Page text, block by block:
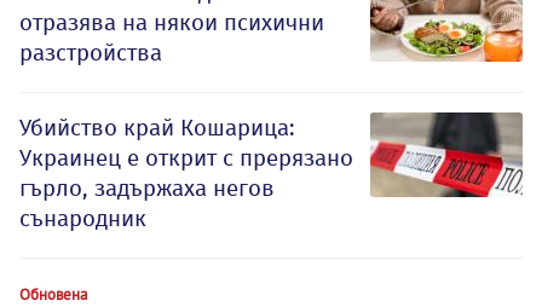
отразява на някои психични
разстройства
Убийство край Кошарица:
Украинец е открит с прерязано
гърло, задържаха негов
сънародник
Обновена